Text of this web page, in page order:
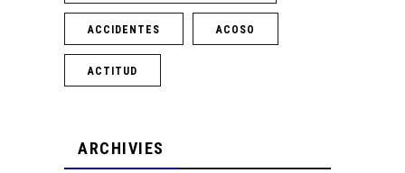
ACCIDENTES ACOSO
ACTITUD
ARCHIVIES